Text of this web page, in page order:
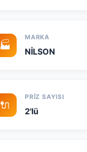
🏭
MARKA
NİLSON
🔌
PRIZ SAYISI
2'lü